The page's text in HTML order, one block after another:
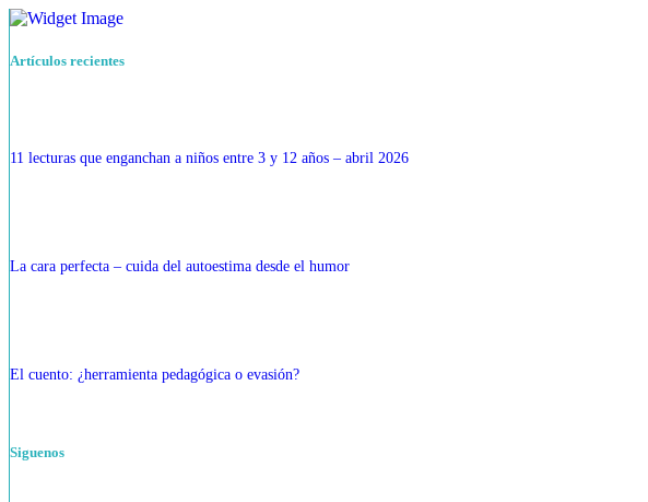
Artículos recientes
11 lecturas que enganchan a niños entre 3 y 12 años – abril 2026
La cara perfecta – cuida del autoestima desde el humor
El cuento: ¿herramienta pedagógica o evasión?
Siguenos